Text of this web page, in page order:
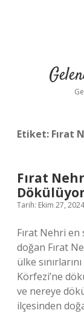
Etiket: Fırat
Fırat
Tarih: Ekim 27, 2024
Fırat Nehri en
doğan Fırat
ülke
Körfezi’ne
ve nereye
ilçesinden